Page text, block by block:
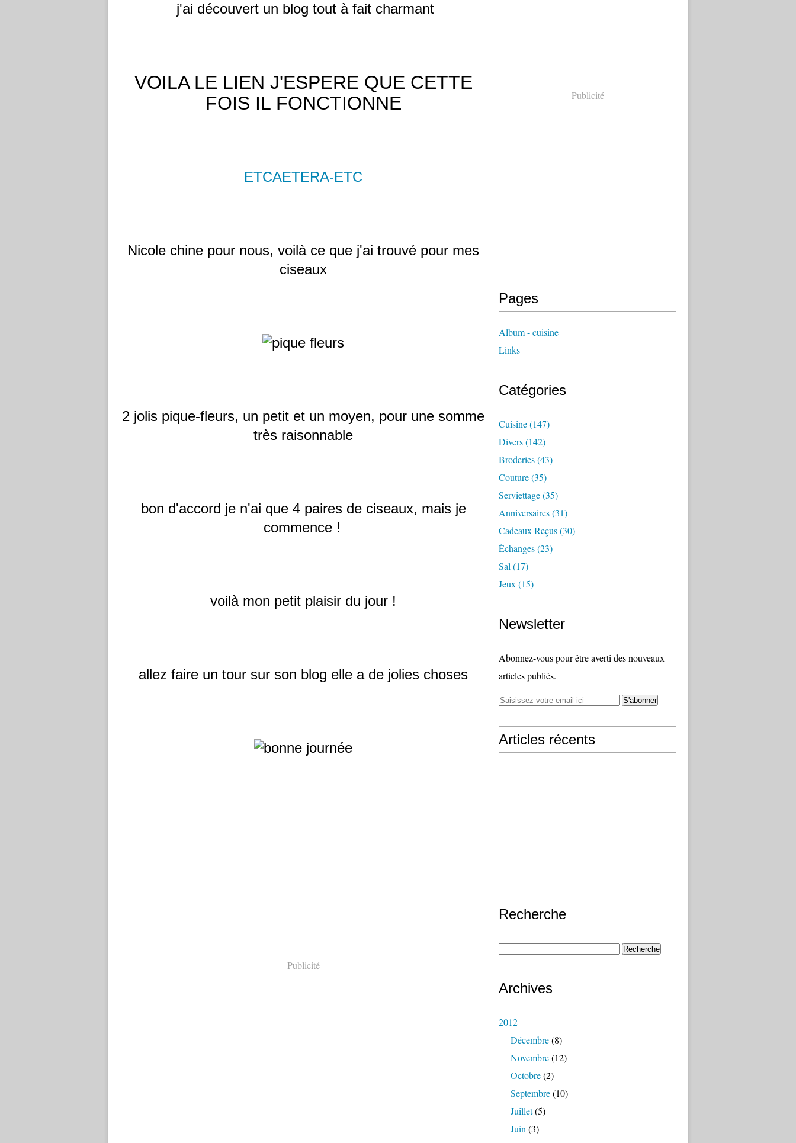
j'ai découvert un blog tout à fait charmant
VOILA LE LIEN J'ESPERE QUE CETTE
FOIS IL FONCTIONNE
ETCAETERA-ETC
Nicole chine pour nous, voilà ce que j'ai trouvé pour mes
ciseaux
2 jolis pique-fleurs, un petit et un moyen, pour une somme
très raisonnable
bon d'accord je n'ai que 4 paires de ciseaux, mais je
commence !
voilà mon petit plaisir du jour !
allez faire un tour sur son blog elle a de jolies choses
Publicité
Publicité
Pages
Album - cuisine
Links
Catégories
Cuisine(147)
Divers(142)
Broderies(43)
Couture(35)
Serviettage(35)
Anniversaires(31)
Cadeaux Reçus(30)
Échanges(23)
Sal (17)
Jeux (15)
Newsletter
Abonnez-vous pour être averti des nouveaux
articles publiés.
Articles récents
Recherche
Archives
2012
Décembre(8)
Novembre(12)
Octobre(2)
Septembre(10)
Juillet(5)
Juin (3)